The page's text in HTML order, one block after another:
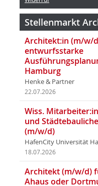
Stellenmarkt
Architekt:in (m/w/
entwurfsstarke
Hamburg
Henke & Partner
22.07.2026
Wiss.
und
(m/w/d)
HafenCity Universität
18.07.2026
Architekt (m/w/d)
Ahaus oder